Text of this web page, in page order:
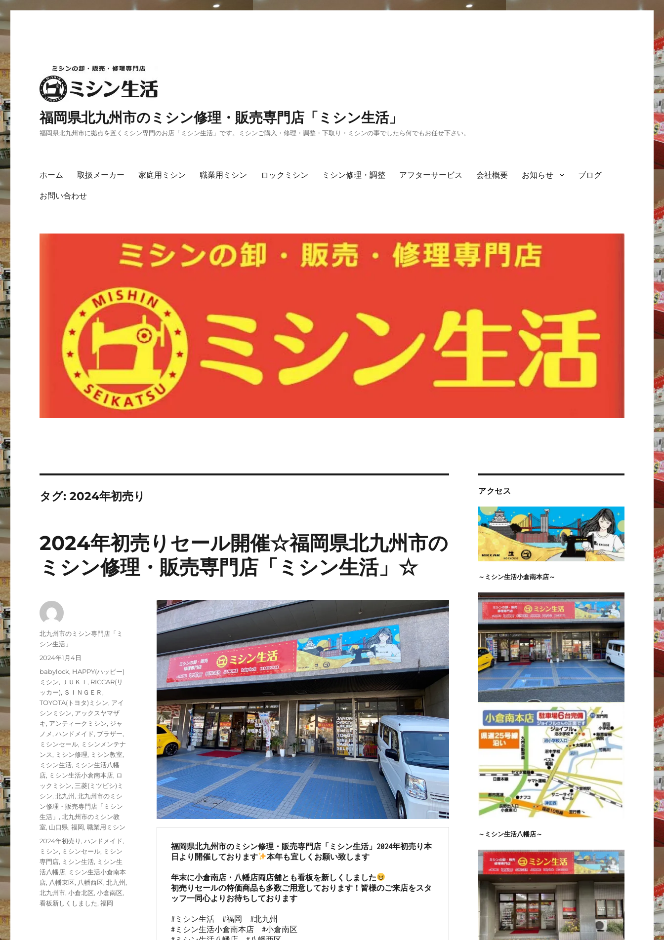
福岡県北九州市のミシン修理・販売専門店「ミシン生活」
福岡県北九州市に拠点を置くミシン専門のお店「ミシン生活」です。ミシンご購入・修理・調整・下取り・ミシンの事でしたら何でもお任せ下さい。
ホーム 取扱メーカー 家庭用ミシン 職業用ミシン ロックミシン ミシン修理・調整 アフターサービス 会社概要 お知らせ ブログ
お問い合わせ
タグ:2024年初売り
2024年初売りセール開催☆福岡県北九州市の
ミシン修理・販売専門店「ミシン生活」☆
福岡県北九州市のミシン修理・販売専門店「ミシン生活」2024年初売り本
日より開催しております
本年も宜しくお願い致します
年末に小倉南店・八幡店両店舗とも看板を新しくしました
初売りセールの特価商品も多数ご用意しております！皆様のご来店をスタ
ッフ一同心よりお待ちしております
#ミシン生活　#福岡　#北九州
#ミシン生活小倉南本店　#小倉南区
投
稿
北九州市のミシン専門店「ミ
シン生活」
投
稿
2024年1月4日
カ
テ
ゴ
リ
ー
babylock, HAPPY(ハッピー)
ミシン, ＪＵＫＩ , RICCAR(リ
ッカー), ＳＩＮＧＥＲ ,
TOYOTA(トヨタ)ミシン, アイ
シンミシン, アックスヤマザ
キ, アンティークミシン, ジャ
ノメ,ハンドメイド, ブラザー,
ミシンセール, ミシンメンテナ
ンス, ミシン修理, ミシン教室,
ミシン生活, ミシン生活八幡
店, ミシン生活小倉南本店, ロ
ックミシン, 三菱(ミツビシ)ミ
シン,北九州 ,北九州市のミシ
ン修理・販売専門店「ミシン
生活」 ,北九州市のミシン教
室, 山口県,福岡,職業用ミシン
タ
グ
2024年初売り ,ハンドメイド,
ミシン, ミシンセール, ミシン
専門店, ミシン生活, ミシン生
活八幡店, ミシン生活小倉南本
店, 八幡東区, 八幡西区,北九州 ,
北九州市,小倉北区,小倉南区,
看板新しくしました,福岡
アクセス
～ミシン生活小倉南本店～
～ミシン生活八幡店～